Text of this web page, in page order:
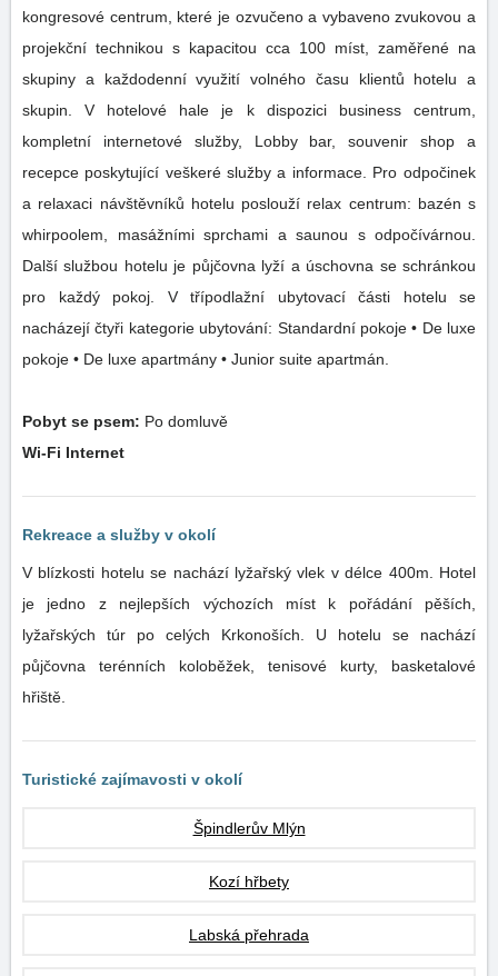
kongresové centrum, které je ozvučeno a vybaveno zvukovou a
projekční technikou s kapacitou cca 100 míst, zaměřené na
skupiny a každodenní využití volného času klientů hotelu a
skupin. V hotelové hale je k dispozici business centrum,
kompletní internetové služby, Lobby bar, souvenir shop a
recepce poskytující veškeré služby a informace. Pro odpočinek
a relaxaci návštěvníků hotelu poslouží relax centrum: bazén s
whirpoolem, masážními sprchami a saunou s odpočívárnou.
Další službou hotelu je půjčovna lyží a úschovna se schránkou
pro každý pokoj. V třípodlažní ubytovací části hotelu se
nacházejí čtyři kategorie ubytování: Standardní pokoje • De luxe
pokoje • De luxe apartmány • Junior suite apartmán.
Pobyt se psem: Po domluvě
Wi-Fi Internet
Rekreace a služby v okolí
V blízkosti hotelu se nachází lyžařský vlek v délce 400m. Hotel
je jedno z nejlepších výchozích míst k pořádání pěších,
lyžařských túr po celých Krkonoších. U hotelu se nachází
půjčovna terénních koloběžek, tenisové kurty, basketalové
hřiště.
Turistické zajímavosti v okolí
Špindlerův Mlýn
Kozí hřbety
Labská přehrada